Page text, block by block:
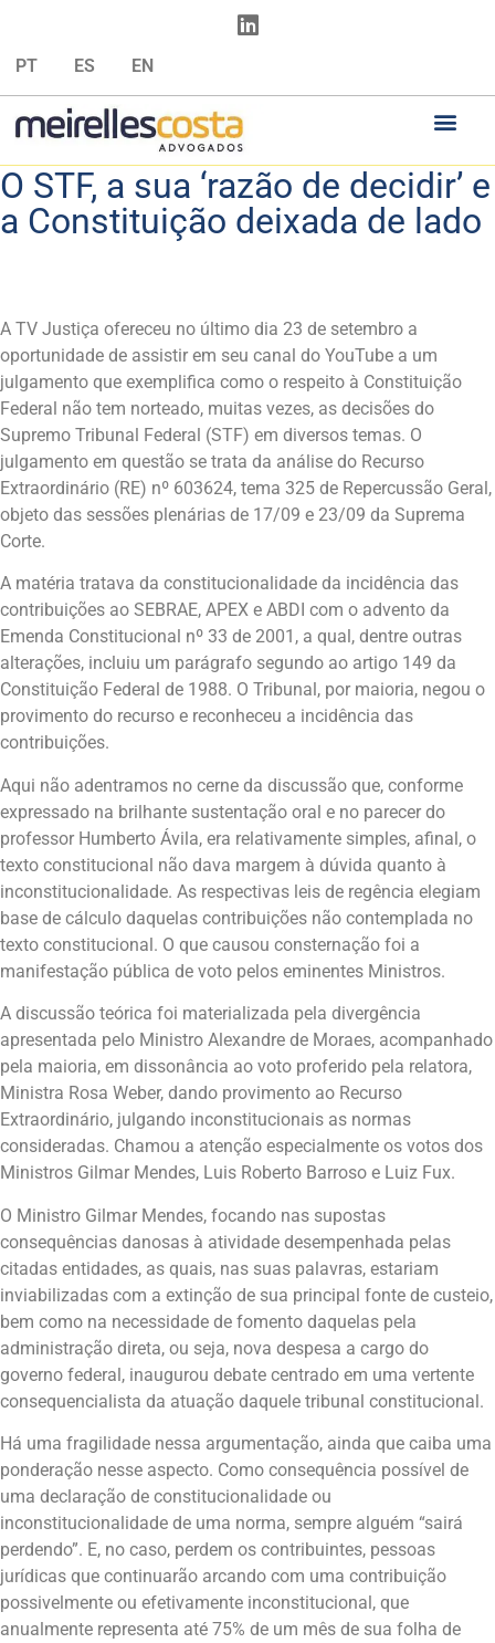
PT ES EN
O STF, a sua ‘razão de decidir’ e
a Constituição deixada de lado
A TV Justiça ofereceu no último dia 23 de setembro a
oportunidade de assistir em seu canal do YouTube a um
julgamento que exemplifica como o respeito à Constituição
Federal não tem norteado, muitas vezes, as decisões do
Supremo Tribunal Federal (STF) em diversos temas. O
julgamento em questão se trata da análise do Recurso
Extraordinário (RE) nº 603624, tema 325 de Repercussão Geral,
objeto das sessões plenárias de 17/09 e 23/09 da Suprema
Corte.
A matéria tratava da constitucionalidade da incidência das
contribuições ao SEBRAE, APEX e ABDI com o advento da
Emenda Constitucional nº 33 de 2001, a qual, dentre outras
alterações, incluiu um parágrafo segundo ao artigo 149 da
Constituição Federal de 1988. O Tribunal, por maioria, negou o
provimento do recurso e reconheceu a incidência das
contribuições.
Aqui não adentramos no cerne da discussão que, conforme
expressado na brilhante sustentação oral e no parecer do
professor Humberto Ávila, era relativamente simples, afinal, o
texto constitucional não dava margem à dúvida quanto à
inconstitucionalidade. As respectivas leis de regência elegiam
base de cálculo daquelas contribuições não contemplada no
texto constitucional. O que causou consternação foi a
manifestação pública de voto pelos eminentes Ministros.
A discussão teórica foi materializada pela divergência
apresentada pelo Ministro Alexandre de Moraes, acompanhado
pela maioria, em dissonância ao voto proferido pela relatora,
Ministra Rosa Weber, dando provimento ao Recurso
Extraordinário, julgando inconstitucionais as normas
consideradas. Chamou a atenção especialmente os votos dos
Ministros Gilmar Mendes, Luis Roberto Barroso e Luiz Fux.
O Ministro Gilmar Mendes, focando nas supostas
consequências danosas à atividade desempenhada pelas
citadas entidades, as quais, nas suas palavras, estariam
inviabilizadas com a extinção de sua principal fonte de custeio,
bem como na necessidade de fomento daquelas pela
administração direta, ou seja, nova despesa a cargo do
governo federal, inaugurou debate centrado em uma vertente
consequencialista da atuação daquele tribunal constitucional.
Há uma fragilidade nessa argumentação, ainda que caiba uma
ponderação nesse aspecto. Como consequência possível de
uma declaração de constitucionalidade ou
inconstitucionalidade de uma norma, sempre alguém “sairá
perdendo”. E, no caso, perdem os contribuintes, pessoas
jurídicas que continuarão arcando com uma contribuição
possivelmente ou efetivamente inconstitucional, que
anualmente representa até 75% de um mês de sua folha de